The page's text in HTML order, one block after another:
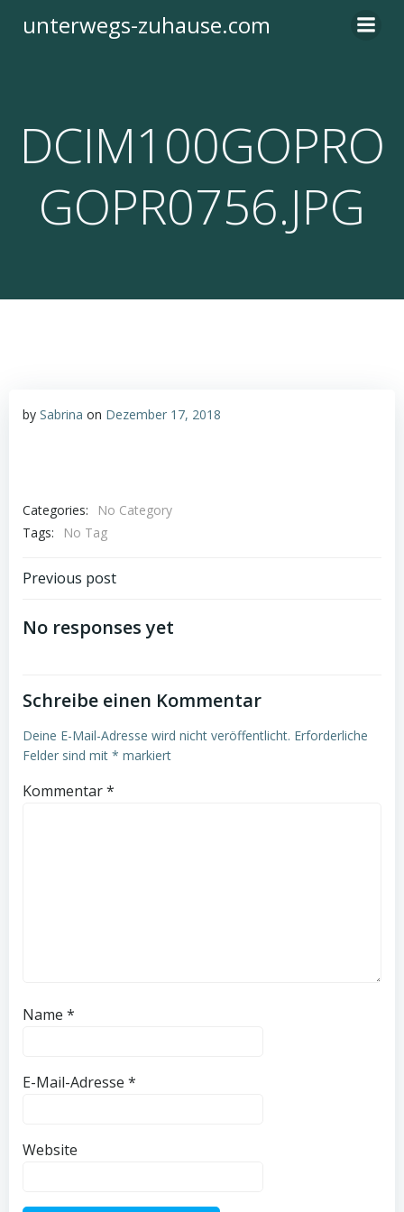
Inhalt
unterwegs-zuhause.com
DCIM100GOPRO
GOPR0756.JPG
by Sabrina on Dezember 17, 2018
Categories:
No Category
Tags:
No Tag
Post
navigation
Previous post
No responses yet
Schreibe einen Kommentar
Deine E-Mail-Adresse wird nicht veröffentlicht. Erforderliche
Felder sind mit * markiert
Kommentar*
Name *
E-Mail-Adresse *
Website